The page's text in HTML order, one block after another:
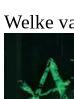
Welke